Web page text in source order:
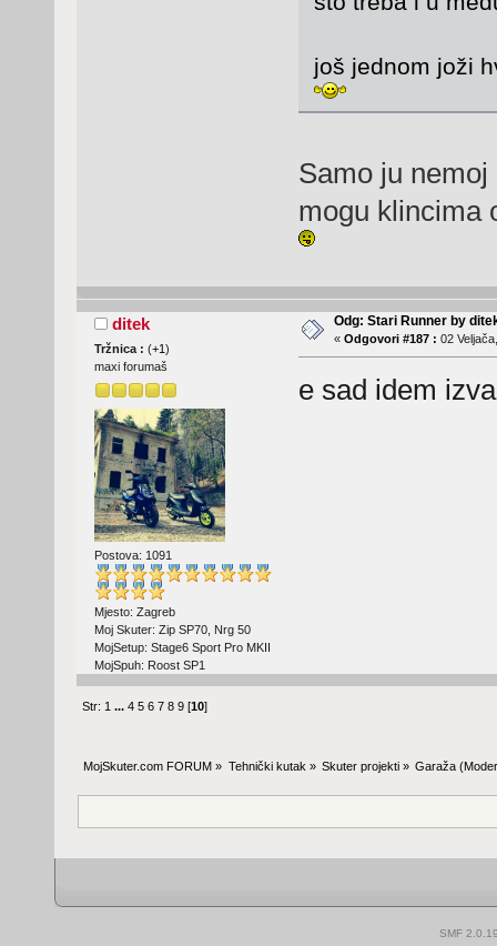
još jednom joži
Samo ju
mogu klincima
ditek
Tržnica : (+1)
maxi forumaš
Postova: 1091
Mjesto: Zagreb
Moj Skuter: Zip SP70, Nrg 50
MojSetup: Stage6 Sport Pro MKII
MojSpuh: Roost SP1
Odg: Stari Runner by
« Odgovori #187 : 02
e sad idem
Str: 1 ...4 5 6 7 8 9 [10]
MojSkuter.com FORUM » Tehnički kutak » Skuter projekti» Garaža
SMF